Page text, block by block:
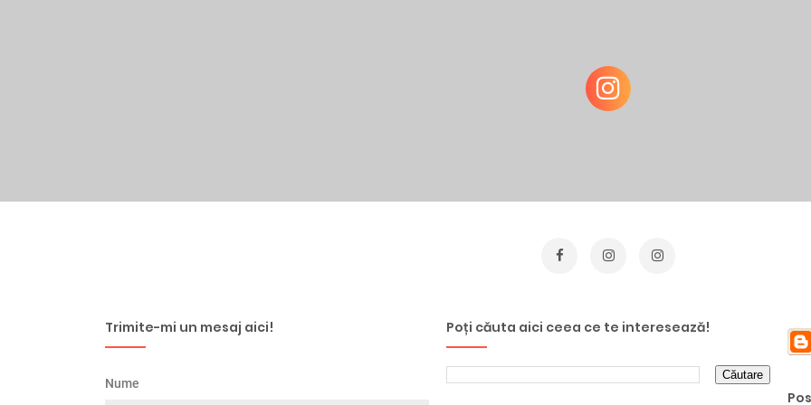
Trimite-mi un mesaj aici!
Nume
Poți căuta aici ceea ce te interesează!